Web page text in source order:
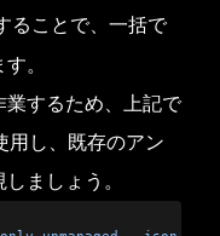
ることで、一括で
。
するため、上記で
用し、既存のアン
ましょう。